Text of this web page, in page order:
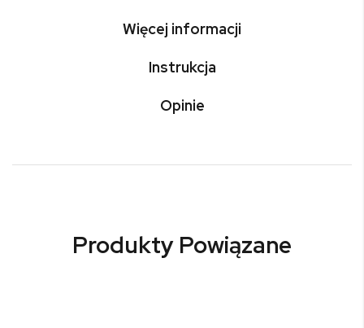
Więcej informacji
Instrukcja
Opinie
Produkty Powiązane